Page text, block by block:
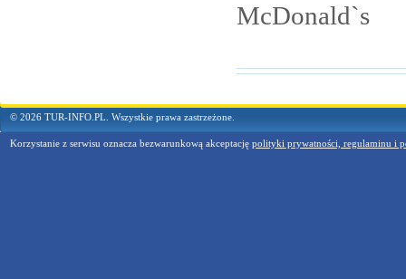
McDonald`s
© 2026 TUR-INFO.PL. Wszystkie prawa zastrzeżone.
Korzystanie z serwisu oznacza bezwarunkową akceptację polityki prywatności, regulaminu i